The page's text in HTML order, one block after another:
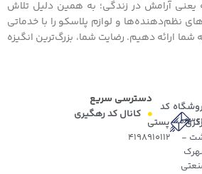
یعنی آرامش در زندگی؛ به همین دلیل تلاش
نظم‌دهنده‌ها و لوازم پلاسکو را با خدماتی
ارائه دهیم. رضایت شما، بزرگ‌ترین انگیزه
دسترسی سریع
کانال کد رهگیری
-
کد
پستی
4198910112